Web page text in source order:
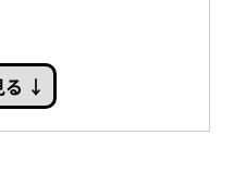
る ↓